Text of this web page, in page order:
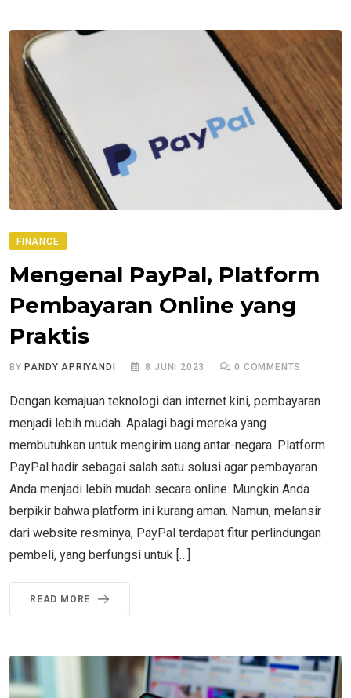
FINANCE
Mengenal PayPal, Platform
Pembayaran Online yang
Praktis
BY PANDY APRIYANDI 8 JUNI 2023 0 COMMENTS
Dengan kemajuan teknologi dan internet kini, pembayaran
menjadi lebih mudah. Apalagi bagi mereka yang
membutuhkan untuk mengirim uang antar-negara. Platform
PayPal hadir sebagai salah satu solusi agar pembayaran
Anda menjadi lebih mudah secara online. Mungkin Anda
berpikir bahwa platform ini kurang aman. Namun, melansir
dari website resminya, PayPal terdapat fitur perlindungan
pembeli, yang berfungsi untuk […]
READ MORE